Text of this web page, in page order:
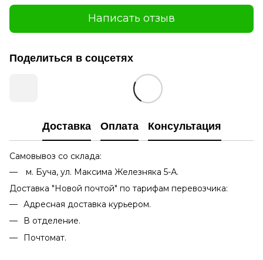
Написать отзыв
Поделиться в соцсетях
Доставка Оплата Консультация
Самовывоз со склада:
м. Буча, ул. Максима Железняка 5-А.
Доставка "Новой почтой" по тарифам перевозчика:
Адресная доставка курьером.
В отделение.
Почтомат.